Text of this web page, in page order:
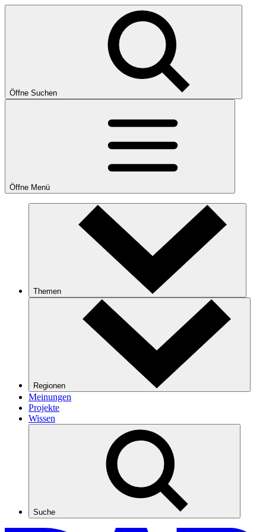
Öffne Suchen
Öffne Menü
Themen
Regionen
Meinungen
Projekte
Wissen
Suche